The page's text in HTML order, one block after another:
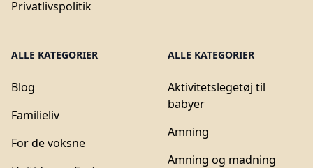
Privatlivspolitik
ALLE KATEGORIER
Blog
Familieliv
For de voksne
ALLE KATEGORIER
Aktivitetslegetøj til
babyer
Amning
Amning og madning